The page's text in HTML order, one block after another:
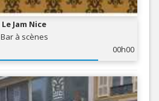
Le Jam Nice
Bar à scènes
00h00